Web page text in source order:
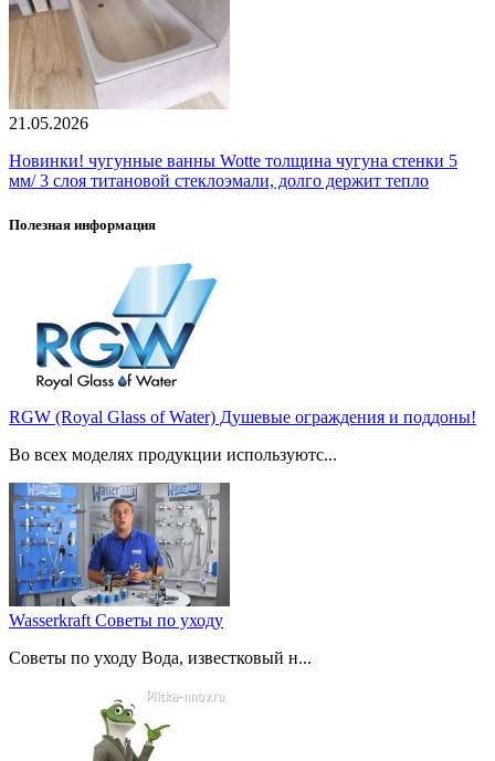
21.05.2026
Новинки! чугунные ванны Wotte толщина чугуна стенки 5
мм/ 3 слоя титановой стеклоэмали, долго держит тепло
Полезная информация
RGW (Royal Glass of Water) Душевые ограждения и поддоны!
Во всех моделях продукции используютс...
Wasserkraft Советы по уходу
Советы по уходу Вода, известковый н...